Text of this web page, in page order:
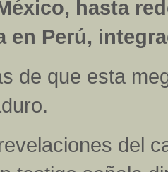
hasta
en Perú,
de que esta
del